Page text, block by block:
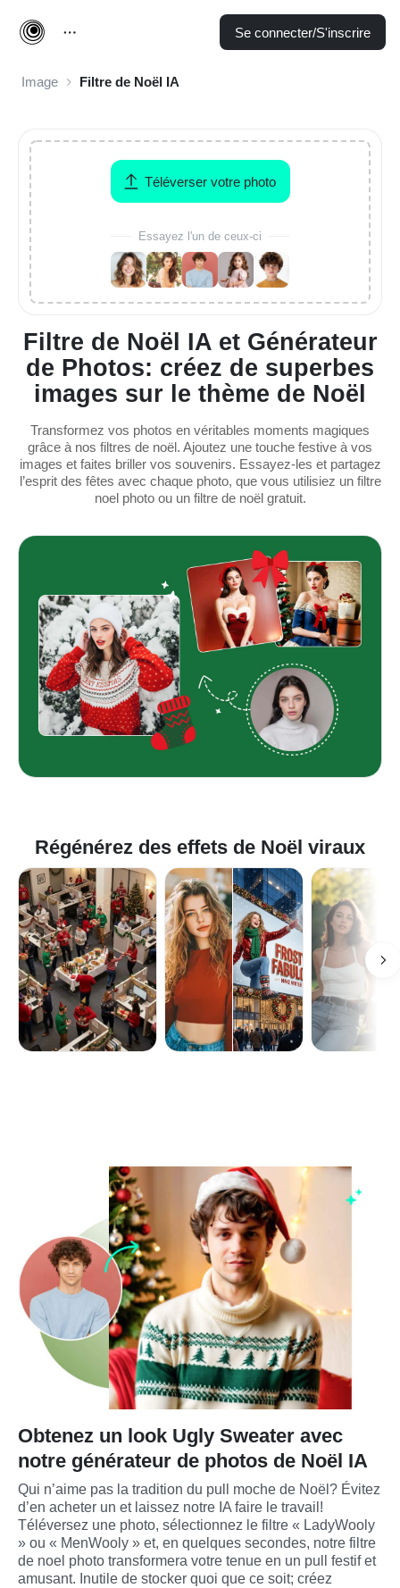
Se connecter/S'inscrire
Image Filtre de Noël IA
Filtre de Noël IA et Générateur
de Photos: créez de superbes
images sur le thème de Noël
Transformez vos photos en véritables moments magiques
grâce à nos filtres de noël. Ajoutez une touche festive à vos
images et faites briller vos souvenirs. Essayez-les et partagez
l’esprit des fêtes avec chaque photo, que vous utilisiez un filtre
noel photo ou un filtre de noël gratuit.
Téléverser votre photo
Essayez l'un de ceux-ci
Régénérez des effets de Noël viraux
Obtenez un look Ugly Sweater avec
notre générateur de photos de Noël IA
Qui n’aime pas la tradition du pull moche de Noël? Évitez
d’en acheter un et laissez notre IA faire le travail!
Téléversez une photo, sélectionnez le filtre « LadyWooly
» ou « MenWooly » et, en quelques secondes, notre filtre
de noel photo transformera votre tenue en un pull festif et
amusant. Inutile de stocker quoi que ce soit; créez